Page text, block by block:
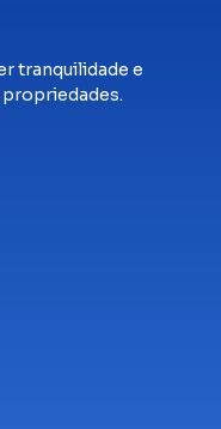
tranquilidade e
propriedades.